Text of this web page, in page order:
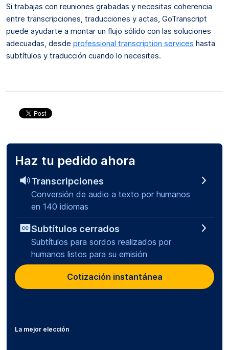
Si trabajas con reuniones grabadas y necesitas coherencia
entre transcripciones, traducciones y actas, GoTranscript
puede ayudarte a montar un flujo sólido con las soluciones
adecuadas, desde professional transcription services hasta
subtítulos y traducción cuando lo necesites.
Haz tu pedido ahora
Transcripciones
Conversión de audio a texto por humanos
en 140 idiomas
Subtítulos cerrados
Subtítulos para sordos realizados por
humanos listos para su emisión
Cotización instantánea
La mejor elección